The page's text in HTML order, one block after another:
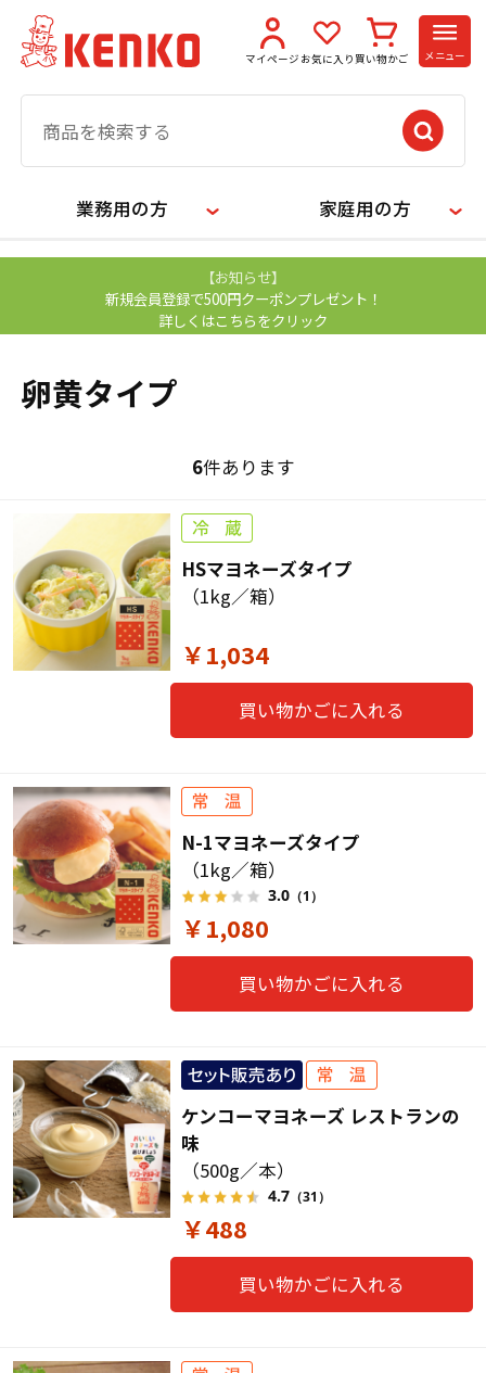
マイページ お気に入り 買い物かご メニュー
業務用の方 家庭用の方
【お知らせ】
新規会員登録で500円クーポンプレゼント！
詳しくはこちらをクリック
卵黄タイプ
6件あります
HSマヨネーズタイプ
（1kg／箱）
￥1,034
買い物かごに入れる
N-1マヨネーズタイプ
（1kg／箱）
3.0（1）
￥1,080
買い物かごに入れる
ケンコーマヨネーズ レストランの
味
（500g／本）
4.7（31）
￥488
買い物かごに入れる